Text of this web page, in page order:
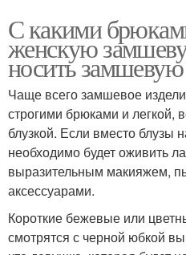
С какими
женскую
носить
Чаще всего замшевое
строгими брюками и
блузкой. Если вместо блузы
необходимо будет оживить
выразительным макияжем,
аксессуарами.
Короткие бежевые или
смотрятся с черной юбкой